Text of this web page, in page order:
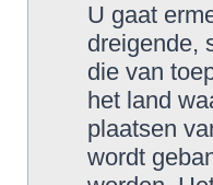
U gaat
dreigende,
die van
het land
plaatsen
wordt